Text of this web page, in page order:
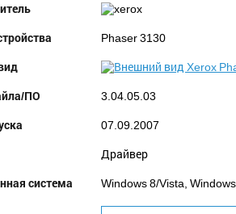
Phaser 3130
ПО
3.04.05.03
07.09.2007
Драйвер
система
Windows 8/Vista,